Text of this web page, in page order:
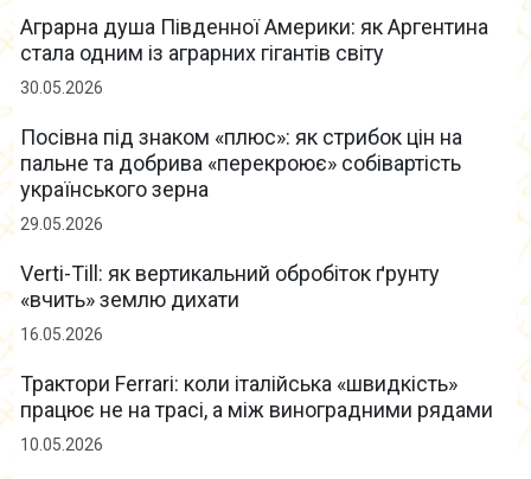
Аграрна душа Південної Америки: як Аргентина
стала одним із аграрних гігантів світу
30.05.2026
Посівна під знаком «плюс»: як стрибок цін на
пальне та добрива «перекроює» собівартість
українського зерна
29.05.2026
Verti-Till: як вертикальний обробіток ґрунту
«вчить» землю дихати
16.05.2026
Трактори Ferrari: коли італійська «швидкість»
працює не на трасі, а між виноградними рядами
10.05.2026